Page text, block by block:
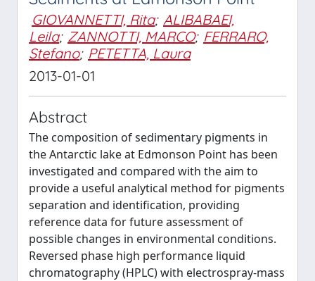
GIOVANNETTI, Rita; ALIBABAEI,
Leila; ZANNOTTI, MARCO; FERRARO,
Stefano; PETETTA, Laura
2013-01-01
Abstract
The composition of sedimentary pigments in
the Antarctic lake at Edmonson Point has been
investigated and compared with the aim to
provide a useful analytical method for pigments
separation and identification, providing
reference data for future assessment of
possible changes in environmental conditions.
Reversed phase high performance liquid
chromatography (HPLC) with electrospray-mass